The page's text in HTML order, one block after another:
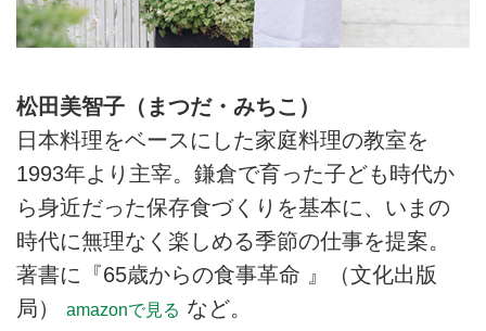
松田美智子（まつだ・みちこ）
日本料理をベースにした家庭料理の教室を
1993年より主宰。鎌倉で育った子ども時代か
ら身近だった保存食づくりを基本に、いまの
時代に無理なく楽しめる季節の仕事を提案。
著書に『65歳からの食事革命 』（文化出版
局）
amazonで見る など。